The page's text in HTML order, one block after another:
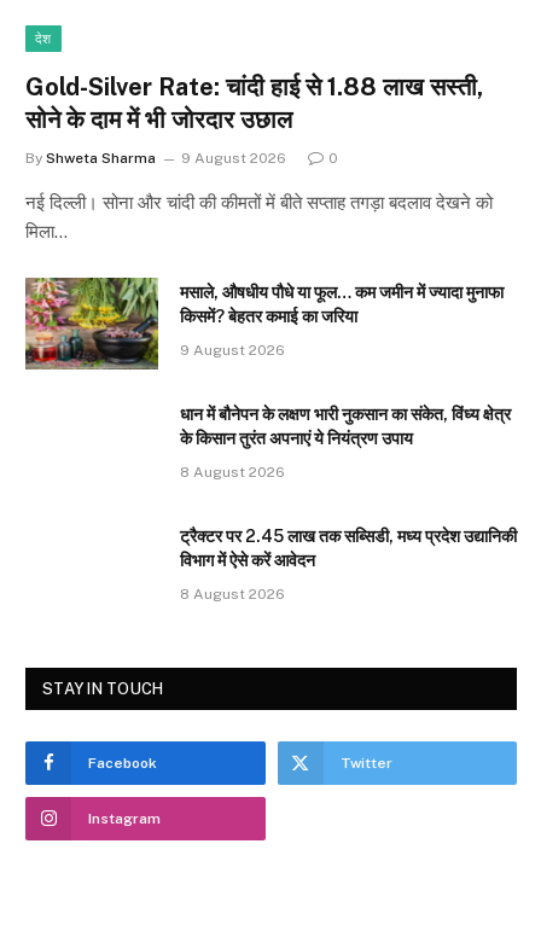
देश
Gold-Silver Rate: चांदी हाई से ₹1.88 लाख सस्ती,
सोने के दाम में भी जोरदार उछाल
By Shweta Sharma 9 August 2026 0
नई दिल्ली। सोना और चांदी की कीमतों में बीते सप्ताह तगड़ा बदलाव देखने को
मिला…
मसाले, औषधीय पौधे या फूल… कम जमीन में ज्यादा मुनाफा
किसमें? बेहतर कमाई का जरिया
9 August 2026
धान में बौनेपन के लक्षण भारी नुकसान का संकेत, विंध्य क्षेत्र
के किसान तुरंत अपनाएं ये नियंत्रण उपाय
8 August 2026
ट्रैक्टर पर 2.45 लाख तक सब्सिडी, मध्य प्रदेश उद्यानिकी
विभाग में ऐसे करें आवेदन
8 August 2026
STAY IN TOUCH
Facebook Twitter
Instagram